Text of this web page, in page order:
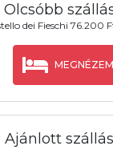
Olcsóbb
dei Fieschi 76.200
MEGNÉZEM
Ajánlott